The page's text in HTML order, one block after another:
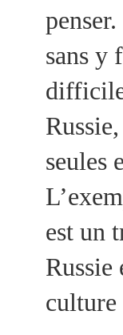
sans y
difficile
seules
est un
Russie
culture